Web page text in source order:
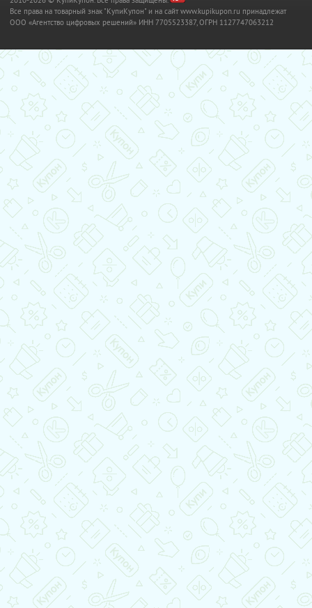
Все права на товарный знак "КупиКупон" и на сайт www.kupikupon.ru принадлежат
OOO «Агентство цифровых решений» ИНН 7705523387, ОГРН 1127747063212